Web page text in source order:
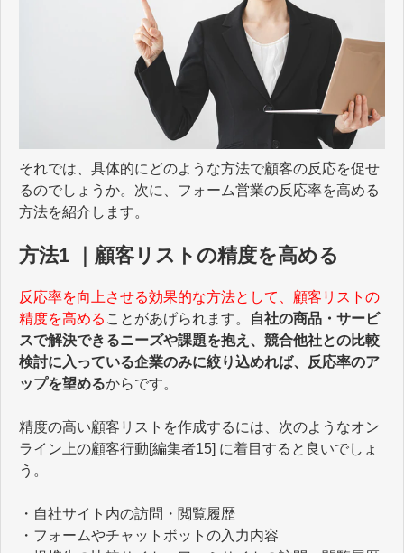
それでは、具体的にどのような方法で顧客の反応を促せ
るのでしょうか。次に、フォーム営業の反応率を高める
方法を紹介します。
方法1 ｜顧客リストの精度を高める
反応率を向上させる効果的な方法として、顧客リストの
精度を高める ことがあげられます。
自社の商品・サービ
スで解決できるニーズや課題を抱え、競合他社との比較
検討に入っている企業のみに絞り込めれば、反応率のア
ップを望めるからです。
精度の高い顧客リストを作成するには、次のようなオン
ライン上の顧客行動[編集者15] に着目すると良いでしょ
う。
・自社サイト内の訪問・閲覧履歴
・フォームやチャットボットの入力内容